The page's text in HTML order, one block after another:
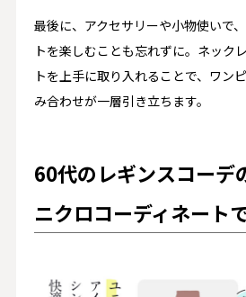
最後に、アクセサリーや小物使いで
トを楽しむことも忘れずに。ネック
トを上手に取り入れることで、ワン
み合わせが一層引き立ちます。
60代のレギンスコー
ニクロコーディネート